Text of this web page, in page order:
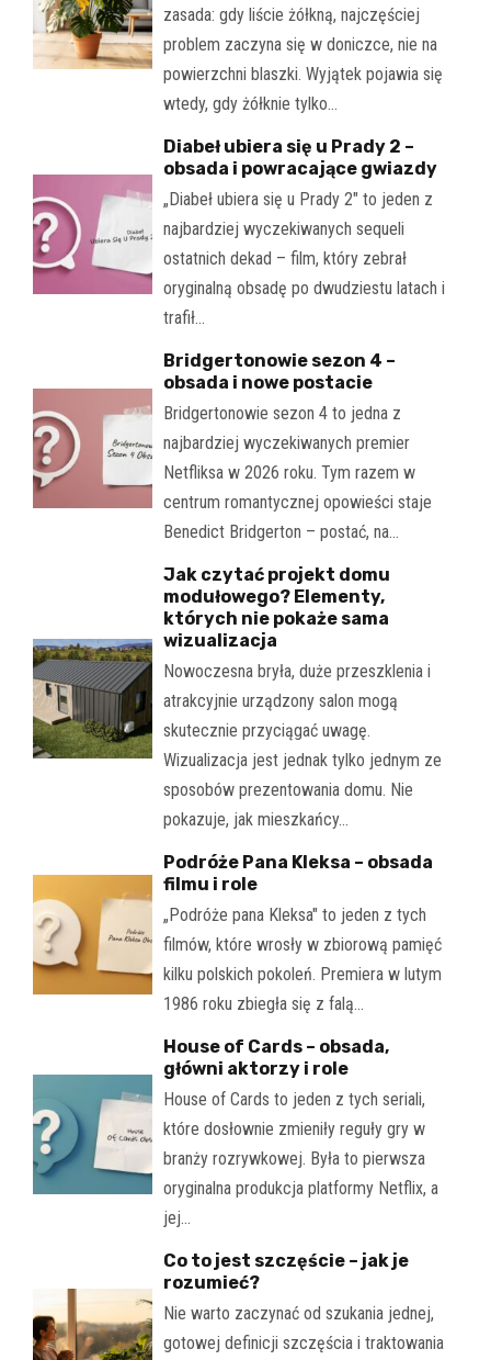
zasada: gdy liście żółkną, najczęściej
problem zaczyna się w doniczce, nie na
powierzchni blaszki. Wyjątek pojawia się
wtedy, gdy żółknie tylko…
Diabeł ubiera się u Prady 2 –
obsada i powracające gwiazdy
„Diabeł ubiera się u Prady 2" to jeden z
najbardziej wyczekiwanych sequeli
ostatnich dekad – film, który zebrał
oryginalną obsadę po dwudziestu latach i
trafił…
Bridgertonowie sezon 4 –
obsada i nowe postacie
Bridgertonowie sezon 4 to jedna z
najbardziej wyczekiwanych premier
Netfliksa w 2026 roku. Tym razem w
centrum romantycznej opowieści staje
Benedict Bridgerton – postać, na…
Jak czytać projekt domu
modułowego? Elementy,
których nie pokaże sama
wizualizacja
Nowoczesna bryła, duże przeszklenia i
atrakcyjnie urządzony salon mogą
skutecznie przyciągać uwagę.
Wizualizacja jest jednak tylko jednym ze
sposobów prezentowania domu. Nie
pokazuje, jak mieszkańcy…
Podróże Pana Kleksa – obsada
filmu i role
„Podróże pana Kleksa" to jeden z tych
filmów, które wrosły w zbiorową pamięć
kilku polskich pokoleń. Premiera w lutym
1986 roku zbiegła się z falą…
House of Cards – obsada,
główni aktorzy i role
House of Cards to jeden z tych seriali,
które dosłownie zmieniły reguły gry w
branży rozrywkowej. Była to pierwsza
oryginalna produkcja platformy Netflix, a
jej…
Co to jest szczęście – jak je
rozumieć?
Nie warto zaczynać od szukania jednej,
gotowej definicji szczęścia i traktowania